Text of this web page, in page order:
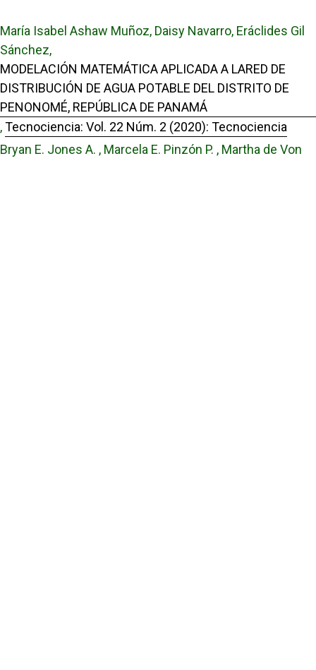
María Isabel Ashaw Muñoz, Daisy Navarro, Eráclides Gil
Sánchez,
MODELACIÓN MATEMÁTICA APLICADA A LARED DE
DISTRIBUCIÓN DE AGUA POTABLE DEL DISTRITO DE
PENONOMÉ, REPÚBLICA DE PANAMÁ
,Tecnociencia: Vol. 22 Núm. 2 (2020): Tecnociencia
Bryan E. Jones A. , Marcela E. Pinzón P. , Martha de Von